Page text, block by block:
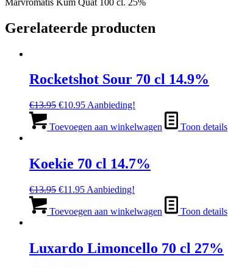
Gerelateerde producten
Rocketshot Sour 70 cl 14.9%
€13.95 Oorspronkelijke
was:
€10.95Huidige
is:
Aanbieding!
Toevoegen aan winkelwagen Toon details
Koekie 70 cl 14.7%
€13.95 Oorspronkelijke
was:
€11.95Huidige
is:
Aanbieding!
Toevoegen aan winkelwagen Toon details
Luxardo Limoncello 70 cl 27%